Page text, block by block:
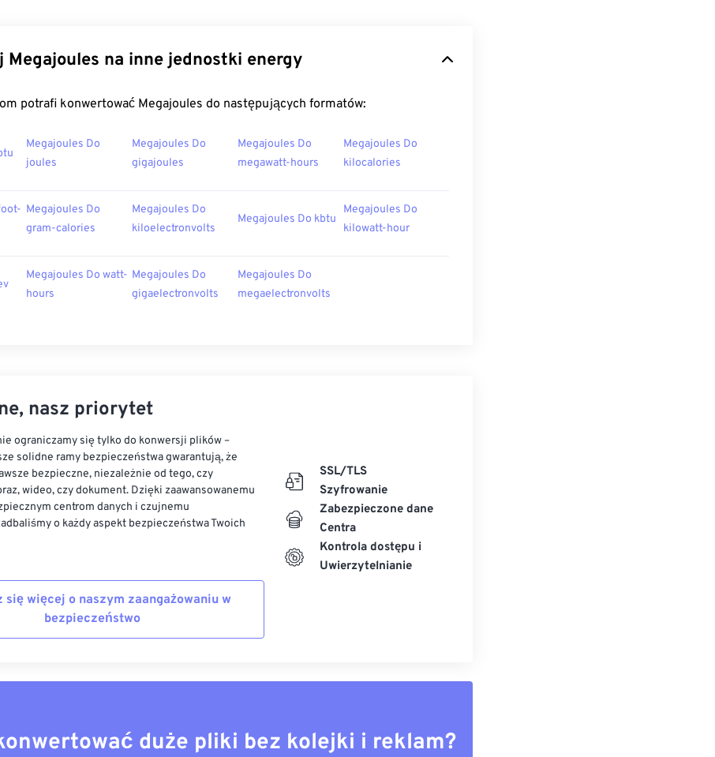
Megajoules na inne jednostki energy
potrafi konwertować Megajoules do następujących formatów:
Megajoules Do
joules
Megajoules Do
gigajoules
Megajoules Do
megawatt-hours
Megajoules Do
kilocalories
Megajoules Do
gram-calories
Megajoules Do
kiloelectronvolts
Megajoules Do kbtu
Megajoules Do
kilowatt-hour
Megajoules Do watt-
hours
Megajoules Do
gigaelectronvolts
Megajoules Do
megaelectronvolts
nasz priorytet
ograniczamy się tylko do konwersji plików –
solidne ramy bezpieczeństwa gwarantują, że
bezpieczne, niezależnie od tego, czy
wideo, czy dokument. Dzięki zaawansowanemu
centrom danych i czujnemu
o każdy aspekt bezpieczeństwa Twoich
się więcej o naszym zaangażowaniu w
bezpieczeństwo
SSL/TLS
Szyfrowanie
Zabezpieczone dane
Centra
Kontrola dostępu i
Uwierzytelnianie
duże pliki bez kolejki i reklam?